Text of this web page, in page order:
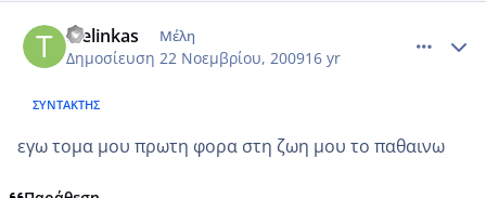
tselinkas Μέλη
Δημοσίευση 22 Νοεμβρίου, 200916 yr
ΣΥΝΤΆΚΤΗΣ
εγω τομα μου πρωτη φορα στη ζωη μου το παθαινω